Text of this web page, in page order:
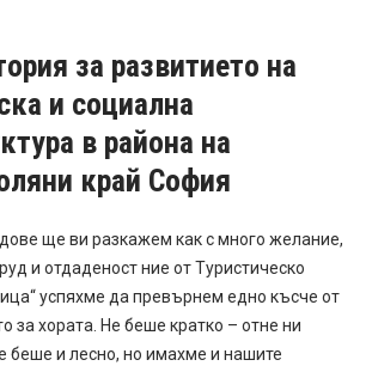
за развитието на
и социална
в района на
край София
ще ви разкажем как с много желание,
и отдаденост ние от Туристическо
успяхме да превърнем едно късче от
за хората. Не беше кратко – отне ни
беше и лесно, но имахме и нашите